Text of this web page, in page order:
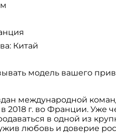
Китай
модель вашего
международной
2018 г. во Франции. Уже
в одной из
любовь и доверие